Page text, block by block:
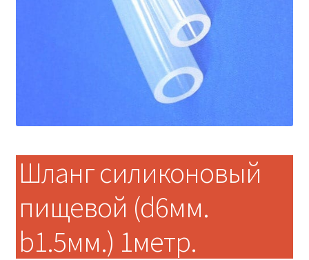
Шланг силиконовый
пищевой (d6мм.
b1.5мм.) 1метр.